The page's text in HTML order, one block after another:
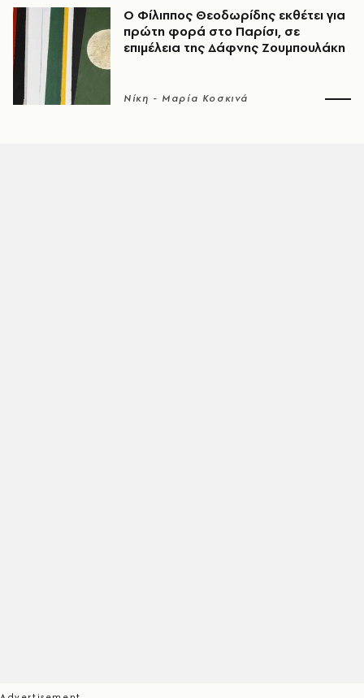
Ο Φίλιππος Θεοδωρίδης εκθέτει για
πρώτη φορά στο Παρίσι, σε
επιμέλεια της Δάφνης Ζουμπουλάκη
Νίκη - Μαρία Κοσκινά